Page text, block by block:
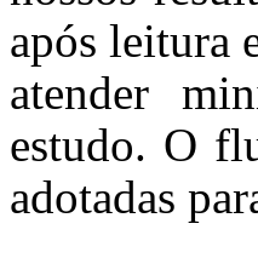
após leitura
atender
estudo. O
adotadas